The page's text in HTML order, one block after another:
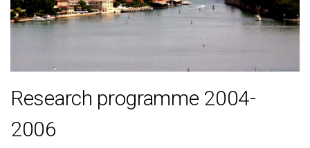
Research programme 2004-
2006